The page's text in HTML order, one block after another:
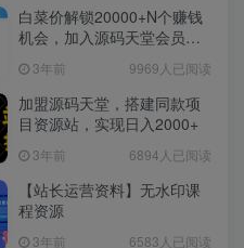
白菜价解锁20000+N个赚钱
机会，加入源码天堂会员，
3年前 9969人已阅读
加盟源码天堂，搭建同款项
目资源站，实现日入2000+
3年前 6894人已阅读
【站长运营资料】无水印课
程资源
3年前 6583人已阅读